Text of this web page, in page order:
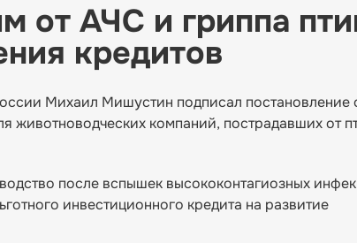
от АЧС и гриппа
кредитов
Михаил Мишустин подписал постановление
животноводческих компаний, пострадавших от
после вспышек высококонтагиозных
инвестиционного кредита на развитие